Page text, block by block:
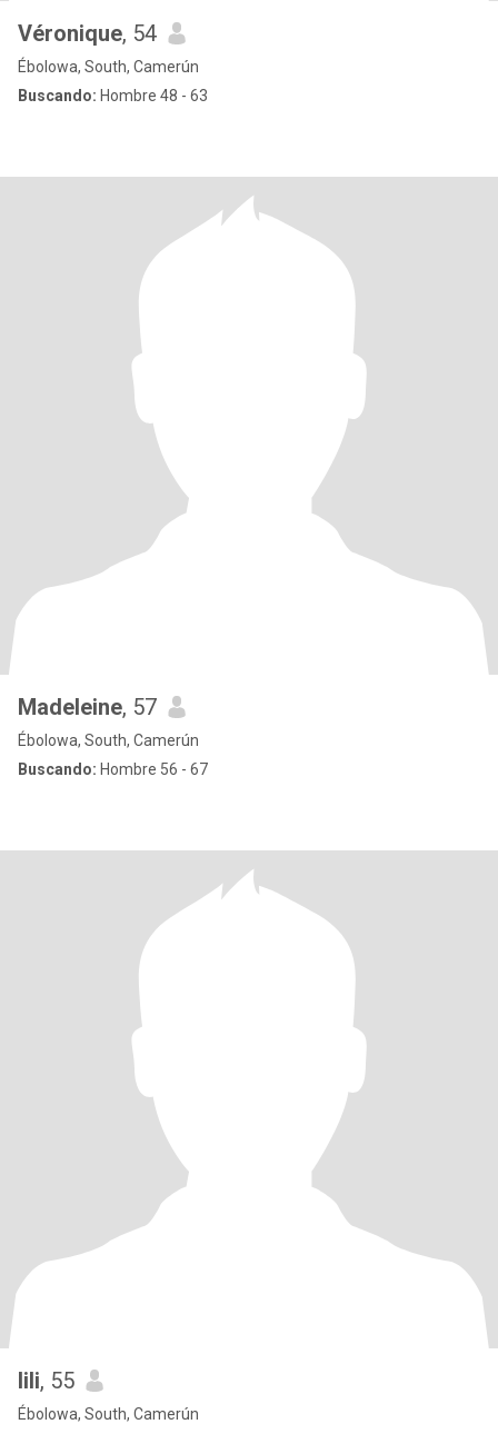
Véronique, 54
Ébolowa, South, Camerún
Buscando: Hombre 48 - 63
Madeleine, 57
Ébolowa, South, Camerún
Buscando: Hombre 56 - 67
lili, 55
Ébolowa, South, Camerún